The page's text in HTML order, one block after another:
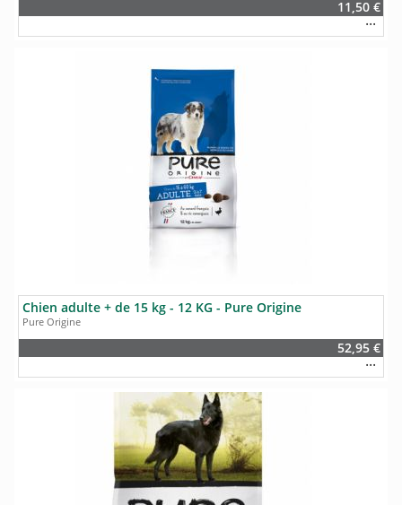
11,50 €
Chien adulte + de 15 kg - 12 KG - Pure Origine
Pure Origine
52,95 €